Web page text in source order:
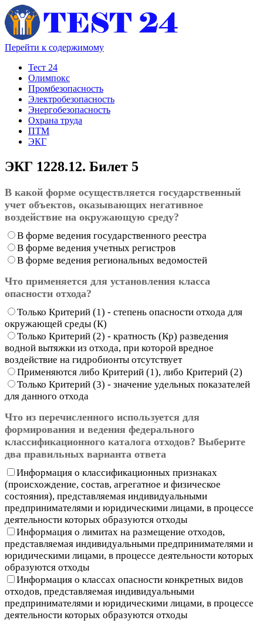
Перейти к содержимому
Тест 24
Олимпокс
Промбезопасность
Электробезопасность
Энергобезопасность
Охрана труда
ПТМ
ЭКГ
ЭКГ 1228.12. Билет 5
В какой форме осуществляется государственный
учет объектов, оказывающих негативное
воздействие на окружающую среду?
В форме ведения государственного реестра
В форме ведения учетных регистров
В форме ведения региональных ведомостей
Что применяется для установления класса
опасности отхода?
Только Критерий (1) - степень опасности отхода для
окружающей среды (К)
Только Критерий (2) - кратность (Кр) разведения
водной вытяжки из отхода, при которой вредное
воздействие на гидробионты отсутствует
Применяются либо Критерий (1), либо Критерий (2)
Только Критерий (3) - значение удельных показателей
для данного отхода
Что из перечисленного используется для
формирования и ведения федерального
классификационного каталога отходов? Выберите
два правильных варианта ответа
Информация о классификационных признаках
(происхождение, состав, агрегатное и физическое
состояния), представляемая индивидуальными
предпринимателями и юридическими лицами, в процессе
деятельности которых образуются отходы
Информация о лимитах на размещение отходов,
представляемая индивидуальными предпринимателями и
юридическими лицами, в процессе деятельности которых
образуются отходы
Информация о классах опасности конкретных видов
отходов, представляемая индивидуальными
предпринимателями и юридическими лицами, в процессе
деятельности которых образуются отходы